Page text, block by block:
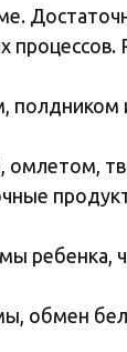
омлетом,
обмен